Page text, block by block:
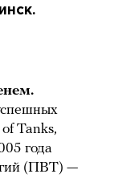
Tanks,
года
(ПВТ) —